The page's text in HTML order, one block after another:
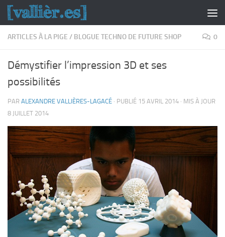
Skip to content
ARTICLES À LA PIGE / BLOGUE TECHNO DE FUTURE SHOP 0
Démystifier l’impression 3D et ses
possibilités
PAR ALEXANDRE VALLIÈRES-LAGACÉ · PUBLIÉ 15 AVRIL 2014 · MIS À JOUR
8 JUILLET 2014